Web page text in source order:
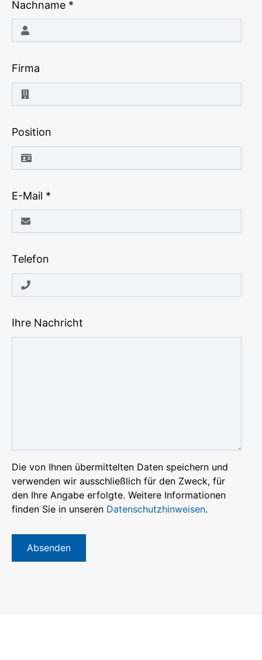
Nachname *
Firma
Position
E-Mail *
Telefon
Ihre Nachricht
Die von Ihnen übermittelten Daten speichern und
verwenden wir ausschließlich für den Zweck, für
den Ihre Angabe erfolgte. Weitere Informationen
finden Sie in unseren Datenschutzhinweisen.
Absenden